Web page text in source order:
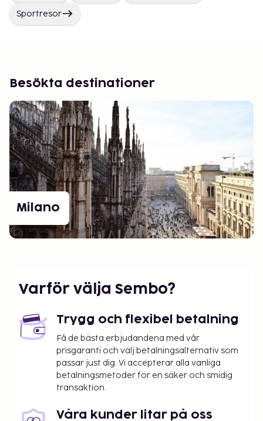
Sportresor
Besökta destinationer
Milano
Varför välja Sembo?
Trygg och flexibel betalning
Få de bästa erbjudandena med vår
prisgaranti och välj betalningsalternativ som
passar just dig. Vi accepterar alla vanliga
betalningsmetoder för en säker och smidig
transaktion.
Våra kunder litar på oss